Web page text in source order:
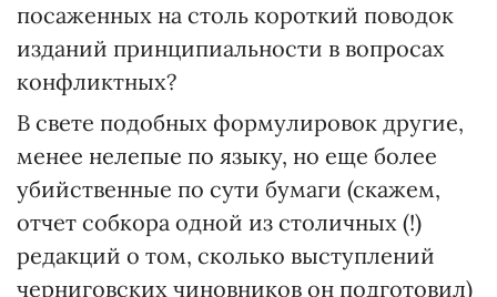
посаженных на столь короткий поводок
изданий принципиальности в вопросах
конфликтных?
В свете подобных формулировок другие,
менее нелепые по языку, но еще более
убийственные по сути бумаги (скажем,
отчет собкора одной из столичных (!)
редакций о том, сколько выступлений
черниговских чиновников он подготовил)